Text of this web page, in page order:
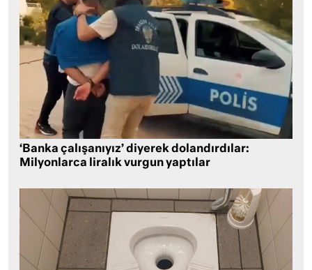
‘Banka çalışanıyız’ diyerek dolandırdılar:
Milyonlarca liralık vurgun yaptılar